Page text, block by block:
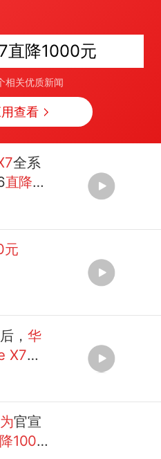
直降1000元
相关优质新闻
查看
全系
直降
元
， 华
X7全
官宣
1000